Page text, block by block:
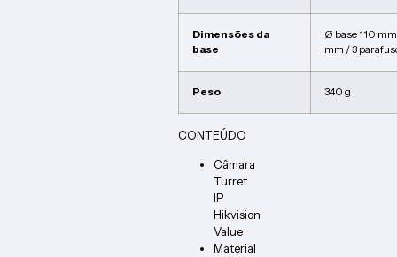
Dimensões da
base
Ø base 110
mm / 3
Peso 340 g
CONTEÚDO
Câmara
Turret
IP
Hikvision
Value
Material